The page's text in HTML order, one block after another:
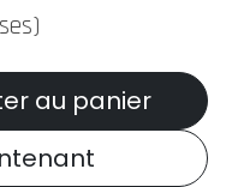
au panier